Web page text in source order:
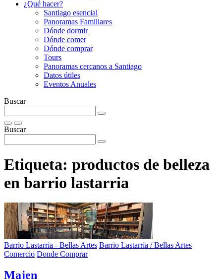
¿Qué hacer?
Santiago esencial
Panoramas Familiares
Dónde dormir
Dónde comer
Dónde comprar
Tours
Panoramas cercanos a Santiago
Datos útiles
Eventos Anuales
Buscar
Buscar
Etiqueta: productos de belleza
en barrio lastarria
Barrio Lastarria - Bellas Artes Barrio Lastarria / Bellas Artes
Comercio Donde Comprar
Majen